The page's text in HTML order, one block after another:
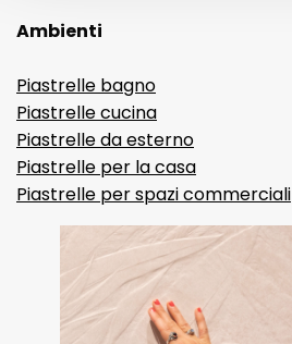
Ambienti
Piastrelle bagno
Piastrelle cucina
Piastrelle da esterno
Piastrelle per la casa
Piastrelle per spazi commerciali